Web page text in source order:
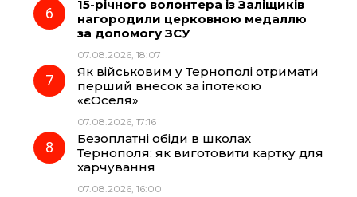
15-річного волонтера із Заліщиків
нагородили церковною медаллю
за допомогу ЗСУ
07.08.2026, 18:07
Як військовим у Тернополі отримати
перший внесок за іпотекою
«єОселя»
07.08.2026, 17:16
Безоплатні обіди в школах
Тернополя: як виготовити картку для
харчування
07.08.2026, 16:00